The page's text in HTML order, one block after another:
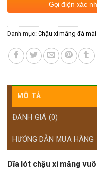
Gọi điện xác
Danh mục: Chậu xi măng đá
MÔ TẢ
ĐÁNH GIÁ (0)
HƯỚNG DẪN MUA HÀNG
Dĩa lót chậu xi măng